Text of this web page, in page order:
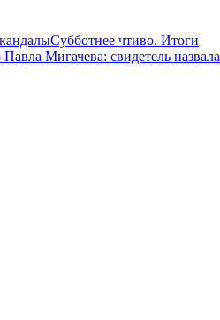
Субботнее чтиво. Итоги
Павла Мигачева: свидетель назвала